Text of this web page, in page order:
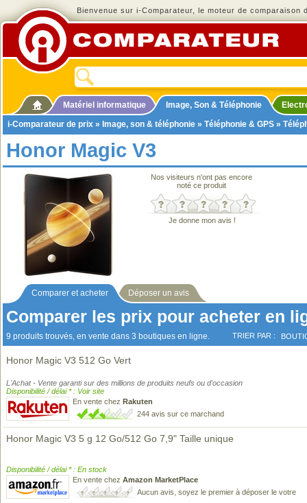
Bienvenue sur i-Comparateur, le moteur de comparaison
Matériel informatique Image, Son & Téléphonie
i-Comparateur de prix » Image, son & téléphonie » Téléphonie & GPS »
Honor Magic V3
Nos visiteurs n'ont pas encore
noté ce produit
Je donne mon avis !
Comparer et acheter Déposer un avis
Comparer les prix pour acheter en
9 produits trouvés, en vente dans 3 boutiques en ligne. TRIER PAR :
Honor Magic V3 512 Go Vert
L'Achat - Vente garanti sur des millions de produits neufs ou d'occasion
Disponibilité / délai * : Voir site
En vente chez Rakuten
244 avis sur ce marchand
Honor Magic V3 5 g 12 Go/512 Go 7,9" Taille unique
Disponibilité / délai * : En stock
En vente chez Amazon MarketPlace
Aucun avis, soyez le premier à déposer le votre